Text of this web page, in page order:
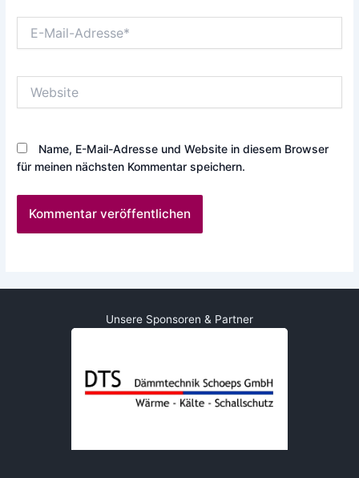
Mail-
Name, E-Mail-Adresse und Website in diesem Browser
für meinen nächsten Kommentar speichern.
Unsere Sponsoren & Partner